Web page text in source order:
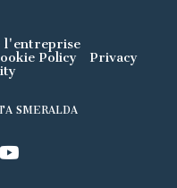
l'entreprise
Policy
Privacy
SMERALDA